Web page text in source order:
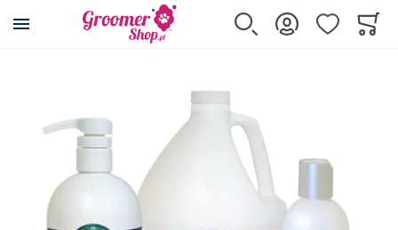
Przejdź na stronę główną
Szukaj Zaloguj sięUlubione